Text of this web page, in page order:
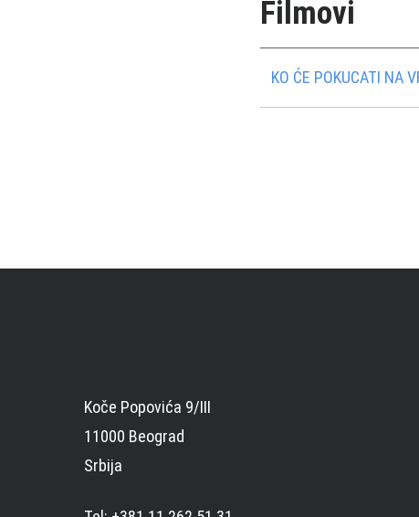
Filmovi
KO ĆE POKUCATI NA
Koče Popovića 9/III
11000 Beograd
Srbija